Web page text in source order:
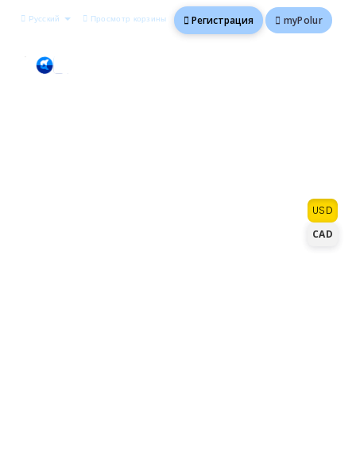
Русский Просмотр корзины Регистрация myPolur
USD
CAD
Go ahead, order with